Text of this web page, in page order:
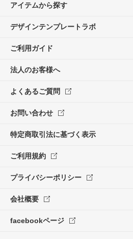
アイテムから探す
デザインテンプレートラボ
ご利用ガイド
法人のお客様へ
よくあるご質問
お問い合わせ
特定商取引法に基づく表示
ご利用規約
プライバシーポリシー
会社概要
facebookページ